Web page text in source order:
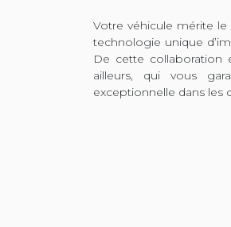
Votre véhicule mérite
technologie unique
De cette collaboration
ailleurs, qui vous
exceptionnelle dans les